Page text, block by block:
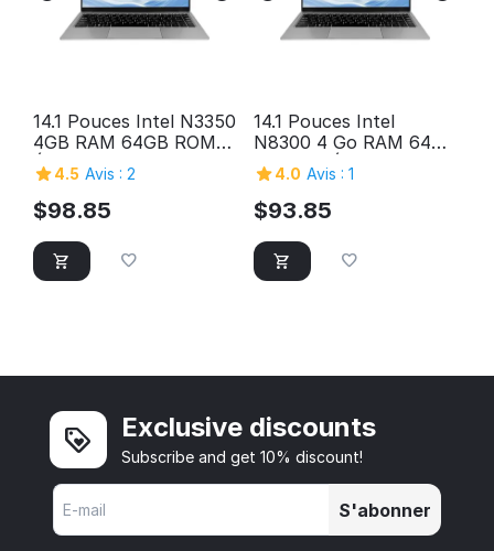
14.1 Pouces Intel N3350
4GB RAM 64GB ROM
Écran HD Ordinateur
Portable PC Personnel
Maison Portable
Économique
4.5 Avis : 2
$98.85
14.1 Pouces Intel
N8300 4 Go RAM 64
Go ROM Écran HD
Ordinateur Portable PC
Personnel Maison
Portable Économique
4.0 Avis : 1
$93.85
Exclusive discounts
Subscribe and get 10% discount!
S'abonner